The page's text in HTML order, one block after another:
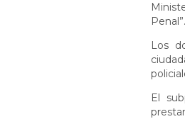
Penal”.
Los
El